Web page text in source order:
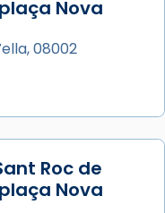
tingut lloc la
agraïment al
apostòlica
de Barcelona.
el cardenal Joan
missa i l’ha
de Barcelona,
Nova
08002
Roc de
Nova